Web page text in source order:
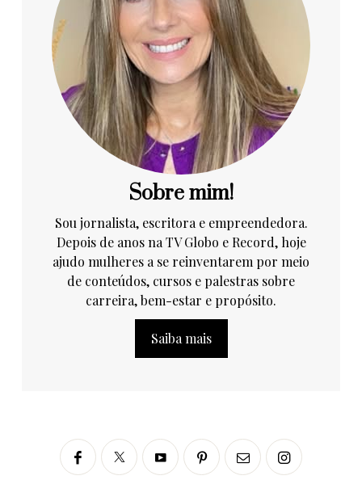
Sobre mim!
Sou jornalista, escritora e empreendedora.
Depois de anos na TV Globo e Record, hoje
ajudo mulheres a se reinventarem por meio
de conteúdos, cursos e palestras sobre
carreira, bem-estar e propósito.
Saiba mais